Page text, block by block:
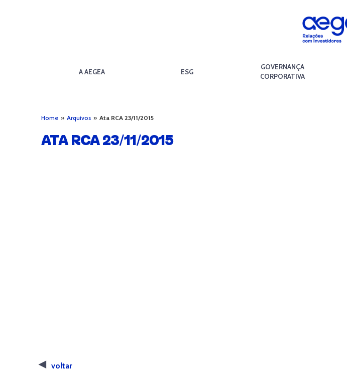
A AEGEA ESG
GOVERNANÇA
CORPORATIVA
Home » Arquivos » Ata RCA 23/11/2015
ATA RCA 23/11/2015
voltar